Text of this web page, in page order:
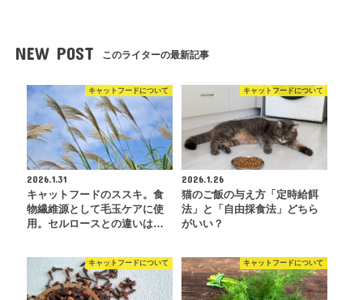
NEW POST このライターの最新記事
キャットフードについて
2026.1.31
キャットフードのススキ。食
物繊維源として毛玉ケアに使
用。セルロースとの違いは…
キャットフードについて
2026.1.26
猫のご飯の与え方「定時給餌
法」と「自由採食法」どちら
がいい？
キャットフードについて キャットフードについて